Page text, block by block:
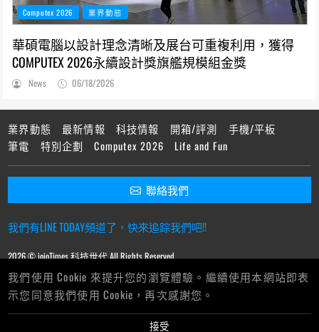
Computex 2026 業界動態
華碩電腦以設計理念清晰及展台可重複利用，獲得
COMPUTEX 2026永續設計獎旗艦規模組金獎
News 06/18/2026
業界動態 最新情報 科技情報 開箱/評測
手機/平板
筆電
特別企劃 Computex 2026 Life and Fun
聯絡我們
我們有LINE TODAY頻道了，快來追踪我們吧!!
2026 © ioioTimes 科技世代 All Rights Reserved.
我們使用 Cookie 來提升您的瀏覽體驗。繼續使用本網站即表
示您同意我們使用 Cookie，再次感謝您。
接受